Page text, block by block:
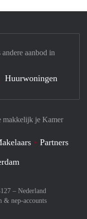
makkelijk je Kamer
Partners
– Nederland
& nep-accounts
aanbod in
Huurwoningen